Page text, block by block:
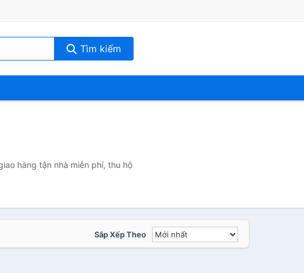
Tìm kiếm
hàng tận nhà miễn phí, thu hộ
Sắp Xếp Theo